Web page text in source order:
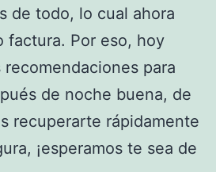
de todo, lo cual ahora
factura. Por eso, hoy
para
de noche buena, de
recuperarte rápidamente
¡esperamos te sea de